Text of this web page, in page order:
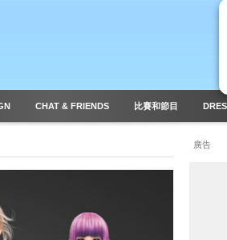
CHAT & FRIENDS 比賽和節目
廣告